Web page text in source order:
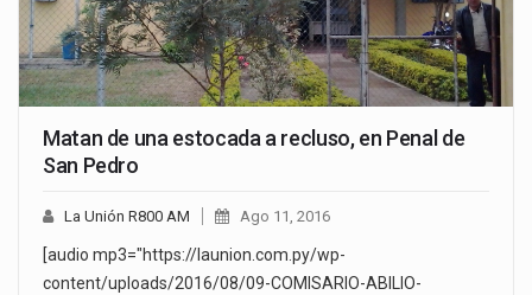
Matan de una estocada a recluso, en Penal de
San Pedro
La Unión R800 AM Ago 11, 2016
[audio mp3="https://launion.com.py/wp-
content/uploads/2016/08/09-COMISARIO-ABILIO-